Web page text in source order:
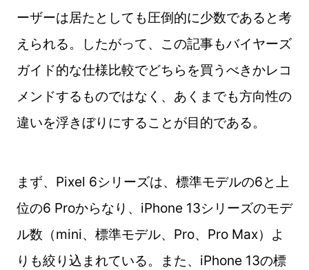
ーザーは居たとしても圧倒的に少数であると考
えられる。したがって、この記事もバイヤーズ
ガイド的な仕様比較でどちらを買うべきかレコ
メンドするものではなく、あくまでも方向性の
違いを浮きぼりにすることが目的である。
まず、Pixel 6シリーズは、標準モデルの6と上
位の6 Proからなり、iPhone 13シリーズのモデ
ル数（mini、標準モデル、Pro、Pro Max）よ
りも絞り込まれている。また、iPhone 13の標